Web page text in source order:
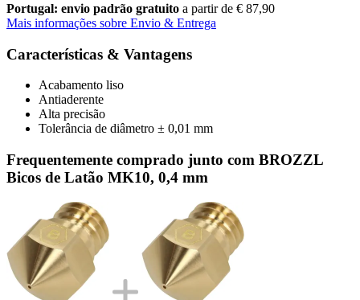
Portugal: envio padrão gratuito a partir de € 87,90
Mais informações sobre Envio & Entrega
Características & Vantagens
Acabamento liso
Antiaderente
Alta precisão
Tolerância de diâmetro ± 0,01 mm
Frequentemente comprado junto com BROZZL
Bicos de Latão MK10, 0,4 mm